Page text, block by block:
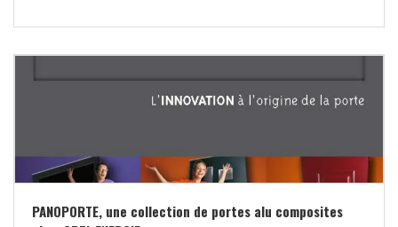
PANOPORTE, une collection de portes alu composites